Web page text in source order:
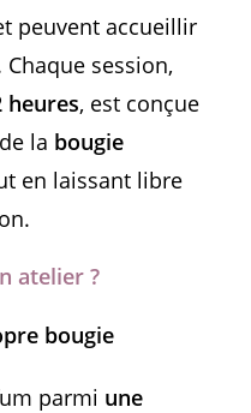
peuvent accueillir
Chaque session,
heures, est conçue
la bougie
en laissant libre
atelier ?
bougie
parmi une